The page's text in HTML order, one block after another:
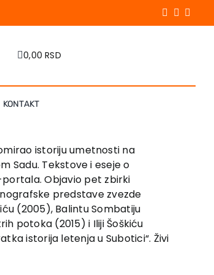
0,00 RSD
KONTAKT
istoriju umetnosti na
Sadu. Tekstove i eseje o
portala. Objavio pet zbirki
predstave zvezde
(2005), Balintu Sombatiju
potoka (2015) i Iliji Šoškiću
istorija letenja u Subotici“. Živi